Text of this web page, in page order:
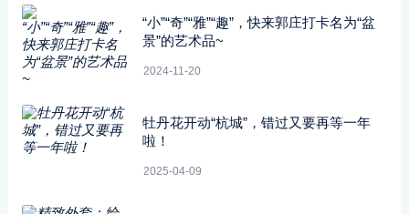
“小”“奇”“雅”“趣”，快来郭庄打卡名为“盆
景”的艺术品~
2024-11-20
牡丹花开动“杭城”，错过又要再等一年
啦！
2025-04-09